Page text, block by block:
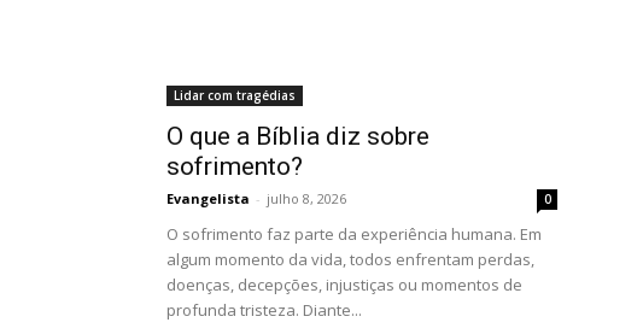
Lidar com tragédias
O que a Bíblia diz sobre
sofrimento?
Evangelista - julho 8, 2026 0
O sofrimento faz parte da experiência humana. Em
algum momento da vida, todos enfrentam perdas,
doenças, decepções, injustiças ou momentos de
profunda tristeza. Diante...